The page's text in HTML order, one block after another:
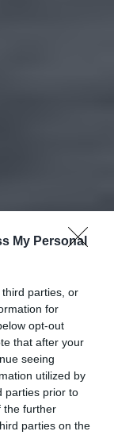
My Personal
parties, or
for
opt-out
that after your
seeing
utilized by
parties prior to
the further
parties on the